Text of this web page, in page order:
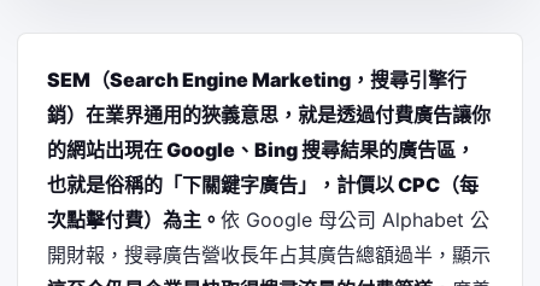
SEM（Search Engine Marketing，搜尋引擎行
銷）在業界通用的狹義意思，就是透過付費廣告讓你
的網站出現在 Google、Bing 搜尋結果的廣告區，
也就是俗稱的「下關鍵字廣告」，計價以 CPC（每
次點擊付費）為主。 依 Google 母公司 Alphabet 公
開財報，搜尋廣告營收長年占其廣告總額過半，顯示